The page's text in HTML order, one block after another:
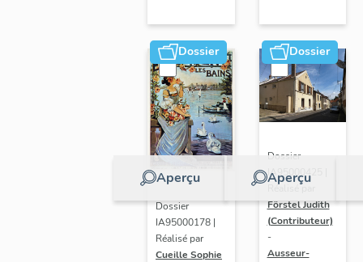
Dossier
Aperçu
Dossier
IA95000178 |
Réalisé par
Cueille Sophie
Dossier
Aperçu
Dossier
IA95000425 |
Réalisé par
Förstel Judith
(Contributeur)
-
Ausseur-